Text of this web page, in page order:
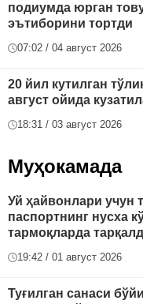
подиумда юрган
эътиборини тортди
07:02 / 04 август 2026
20 йил кутилган
август ойида
18:31 / 03 август 2026
Муҳокамада
Уй ҳайвонлари учун
паспортнинг нусха
тармоқларда
19:42 / 01 август 2026
Туғилган санаси